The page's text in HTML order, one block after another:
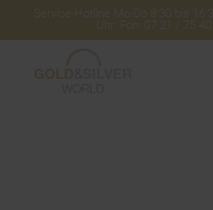
Service-Hotline Mo-Do 8:30 bis
Uhr. Fon: 07 21 / 75